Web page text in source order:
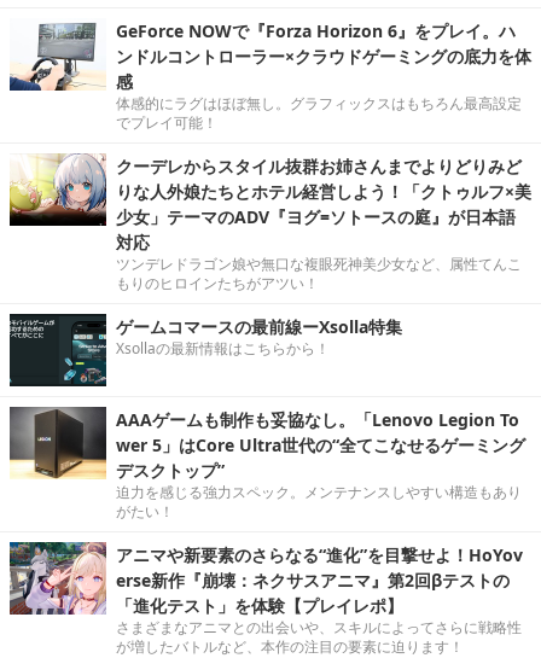
GeForce NOWで『Forza Horizon 6』をプレイ。ハ
ンドルコントローラー×クラウドゲーミングの底力を体
感
体感的にラグはほぼ無し。グラフィックスはもちろん最高設定
でプレイ可能！
クーデレからスタイル抜群お姉さんまでよりどりみど
りな人外娘たちとホテル経営しよう！「クトゥルフ×美
少女」テーマのADV『ヨグ=ソトースの庭』が日本語
対応
ツンデレドラゴン娘や無口な複眼死神美少女など、属性てんこ
もりのヒロインたちがアツい！
ゲームコマースの最前線ーXsolla特集
Xsollaの最新情報はこちらから！
AAAゲームも制作も妥協なし。「Lenovo Legion To
wer 5」はCore Ultra世代の“全てこなせるゲーミング
デスクトップ”
迫力を感じる強力スペック。メンテナンスしやすい構造もあり
がたい！
アニマや新要素のさらなる“進化”を目撃せよ！HoYov
erse新作『崩壊：ネクサスアニマ』第2回βテストの
「進化テスト」を体験【プレイレポ】
さまざまなアニマとの出会いや、スキルによってさらに戦略性
が増したバトルなど、本作の注目の要素に迫ります！